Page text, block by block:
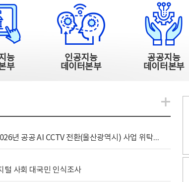
능
부
인공지능
데이터본부
공공지능
데이터본부
[조달입찰공고] 2026년 공공 AI CCTV 전환(울산광역시) 사업 위탁감리
털 사회 대국민 인식조사
알림관